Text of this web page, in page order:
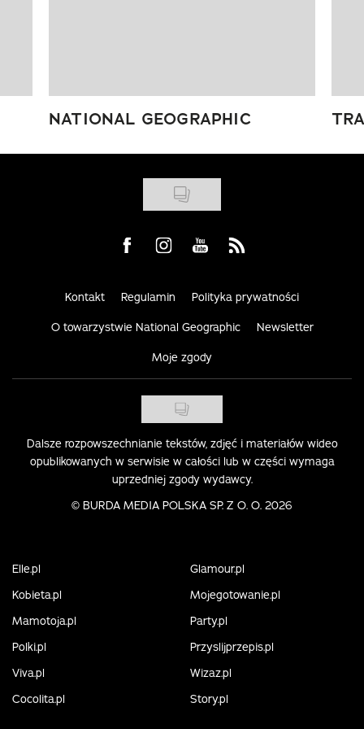
NATIONAL GEOGRAPHIC
Visit us on Facebook
Visit us on Instagram
Visit us on Youtube
Visit us on Rss
Kontakt Regulamin Polityka prywatności
O towarzystwie National Geographic Newsletter
Moje zgody
Dalsze rozpowszechnianie tekstów, zdjęć i materiałów wideo
opublikowanych w serwisie w całości lub w części wymaga
uprzedniej zgody wydawcy.
© BURDA MEDIA POLSKA SP. Z O. O. 2026
Elle.pl
Glamour.pl
Kobieta.pl
Mojegotowanie.pl
Mamotoja.pl
Party.pl
Polki.pl
Przyslijprzepis.pl
Viva.pl
Wizaz.pl
Cocolita.pl
Story.pl